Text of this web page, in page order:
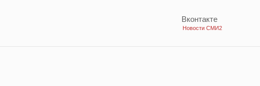
Вконтакте
Новости СМИ2